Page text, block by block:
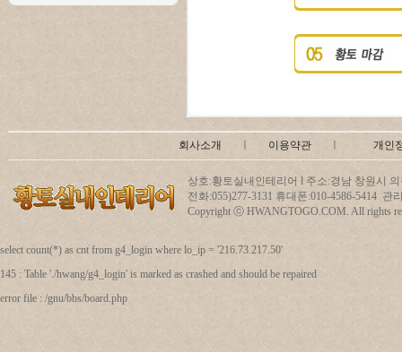
회사소개 이용약관 개인
상호:황토실내인테리어 l 주소:경남 창원시
전화:055)277-3131 휴대폰:010-4586-5414 관
Copyright ⓒ HWANGTOGO.COM. All rights
select count(*) as cnt from g4_login where lo_ip = '216.73.217.50'
145 : Table './hwang/g4_login' is marked as crashed and should be repaired
error file : /gnu/bbs/board.php